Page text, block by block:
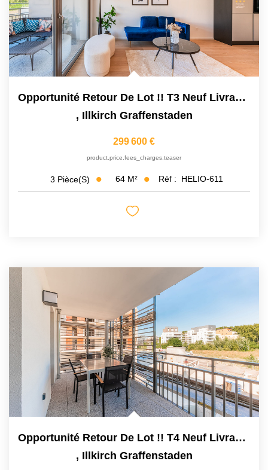
Opportunité Retour De Lot !! T3 Neuf Livrable De Suite
, Illkirch Graffenstaden
299 600 €
product.price.fees_charges.teaser
3 Pièce(s) 64 M² Réf : HELIO-611
Opportunité Retour De Lot !! T4 Neuf Livrable De Suite -...
, Illkirch Graffenstaden